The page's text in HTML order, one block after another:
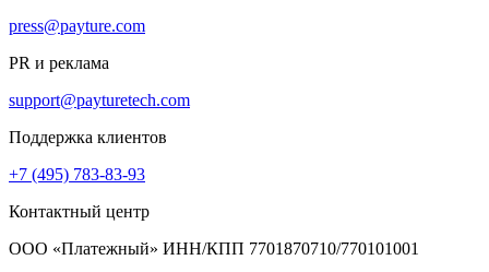
press@payture.com
PR и реклама
support@payturetech.com
Поддержка клиентов
+7 (495) 783-83-93
Контактный центр
ООО «Платежный» ИНН/КПП 7701870710/770101001